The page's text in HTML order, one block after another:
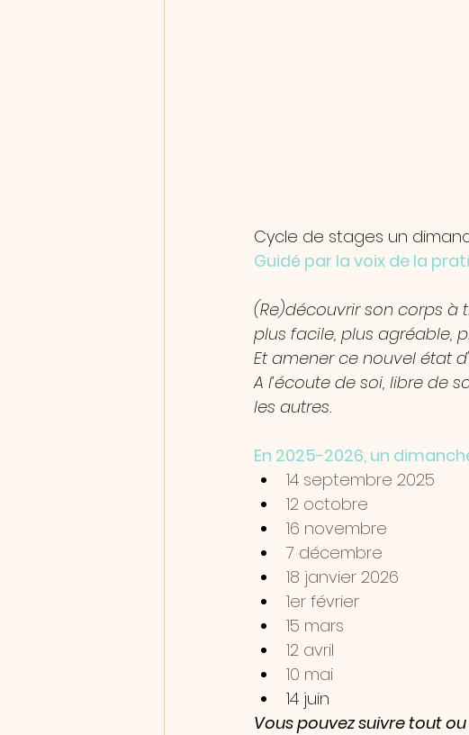
Cycle de stages un
Guidé par la voix de la
(Re)découvrir son corps à
plus facile, plus agréable,
Et amener ce nouvel état
A l’écoute de soi, libre de
les autres.
En 2025-2026, un
14 septembre 2025
12 octobre
16 novembre
7 décembre
18 janvier 2026
1er février
15 mars
12 avril
10 mai
14 juin
Vous pouvez suivre tout